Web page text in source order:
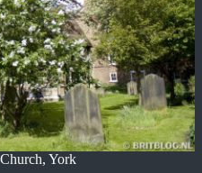
York